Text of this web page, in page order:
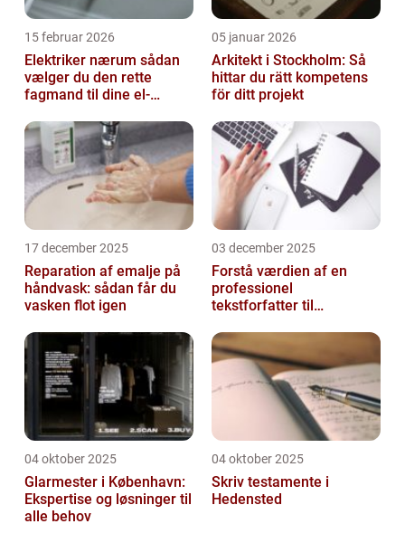
15 februar 2026
Elektriker nærum sådan
vælger du den rette
fagmand til dine el-
05 januar 2026
Arkitekt i Stockholm: Så
hittar du rätt kompetens
för ditt projekt
17 december 2025
Reparation af emalje på
håndvask: sådan får du
vasken flot igen
03 december 2025
Forstå værdien af en
professionel
tekstforfatter til
04 oktober 2025
Glarmester i København:
Ekspertise og løsninger til
alle behov
04 oktober 2025
Skriv testamente i
Hedensted